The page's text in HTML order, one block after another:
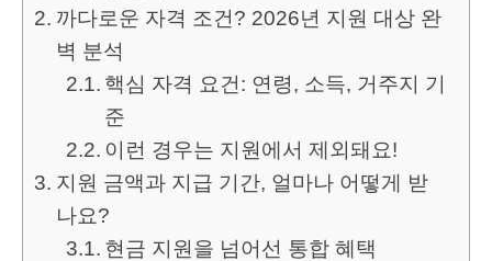
까다로운 자격 조건? 2026년 지원 대상 완
벽 분석
핵심 자격 요건: 연령, 소득, 거주지 기
준
이런 경우는 지원에서 제외돼요!
지원 금액과 지급 기간, 얼마나 어떻게 받
나요?
현금 지원을 넘어선 통합 혜택